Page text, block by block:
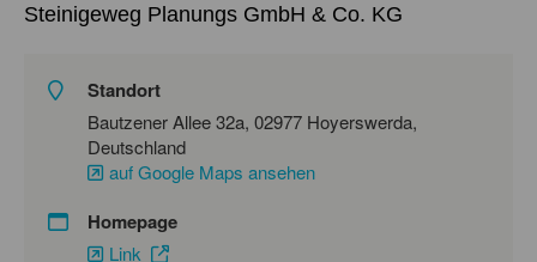
Steinigeweg Planungs GmbH & Co. KG
Standort
Bautzener Allee 32a, 02977 Hoyerswerda,
Deutschland
auf Google Maps ansehen
Homepage
Link